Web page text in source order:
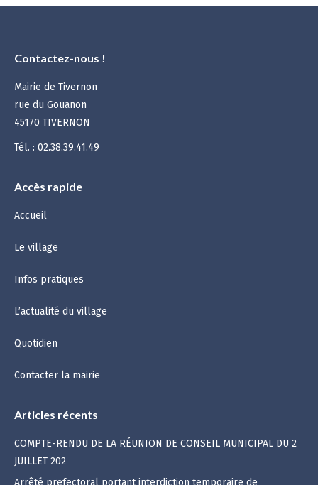
Contactez-nous !
Mairie de Tivernon
rue du Gouanon
45170 TIVERNON
Tél. : 02.38.39.41.49
Accès rapide
Accueil
Le village
Infos pratiques
L’actualité du village
Quotidien
Contacter la mairie
Articles récents
COMPTE-RENDU DE LA RÉUNION DE CONSEIL MUNICIPAL DU 2
JUILLET 202
Arrêté prefectoral portant interdiction temporaire de